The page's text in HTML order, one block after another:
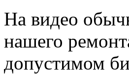
На видео
нашего
допустимом